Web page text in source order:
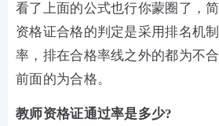
看了上面的公式也行你蒙圈了，
资格证合格的判定是采用排名机
率，排在合格率线之外的都为不
前面的为合格。
教师资格证通过率是多少?